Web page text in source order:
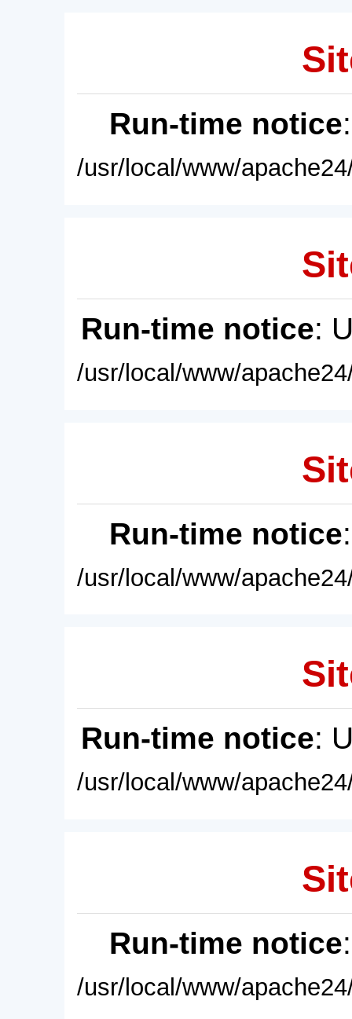
Run-time notice
/usr/local/www/
Run-time notice:
/usr/local/www/
Run-time notice
/usr/local/www/
Run-time notice:
/usr/local/www/
Run-time notice
/usr/local/www/